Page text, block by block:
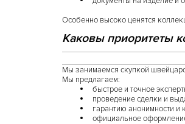
Особенно высоко ценятся
Каковы приоритеты
Мы занимаемся скупкой
Мы предлагаем:
быстрое и точное
проведение сделки и
гарантию анонимности и
официальное